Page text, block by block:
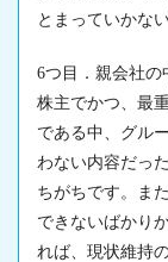
とまっていかな
6つ目．親会社
株主でかつ、最
である中、グル
わない内容だっ
ちがちです。ま
できないばかり
れば、現状維持